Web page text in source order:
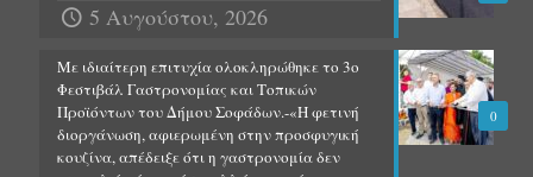
5 Αυγούστου, 2026
0
Με ιδιαίτερη επιτυχία ολοκληρώθηκε το 3ο
Φεστιβάλ Γαστρονομίας και Τοπικών
Προϊόντων του Δήμου Σοφάδων.-«Η φετινή
διοργάνωση, αφιερωμένη στην προσφυγική
κουζίνα, απέδειξε ότι η γαστρονομία δεν